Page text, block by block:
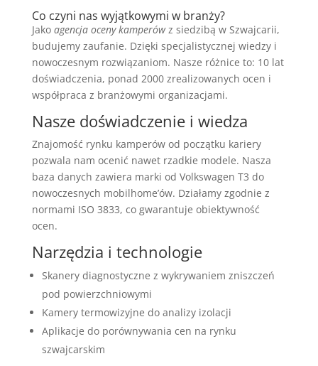
Co czyni nas wyjątkowymi w branży?
Jako agencja oceny kamperówz siedzibą w Szwajcarii,
budujemy zaufanie. Dzięki specjalistycznej wiedzy i
nowoczesnym rozwiązaniom. Nasze różnice to: 10 lat
doświadczenia, ponad 2000 zrealizowanych ocen i
współpraca z branżowymi organizacjami.
Nasze doświadczenie i wiedza
Znajomość rynku kamperów od początku kariery
pozwala nam ocenić nawet rzadkie modele. Nasza
baza danych zawiera marki od Volkswagen T3 do
nowoczesnych mobilhome’ów. Działamy zgodnie z
normami ISO 3833, co gwarantuje obiektywność
ocen.
Narzędzia i technologie
Skanery diagnostyczne z wykrywaniem zniszczeń
pod powierzchniowymi
Kamery termowizyjne do analizy izolacji
Aplikacje do porównywania cen na rynku
szwajcarskim